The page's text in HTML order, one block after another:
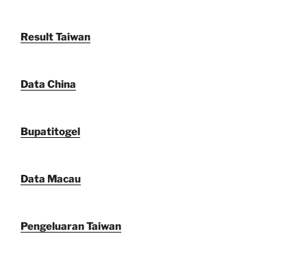
Result Taiwan
Data China
Bupatitogel
Data Macau
Pengeluaran Taiwan